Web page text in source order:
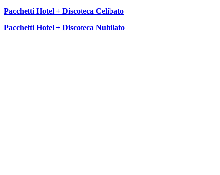
Pacchetti Hotel + Discoteca Celibato
Pacchetti Hotel + Discoteca Nubilato